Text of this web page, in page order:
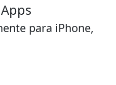
para iPhone,